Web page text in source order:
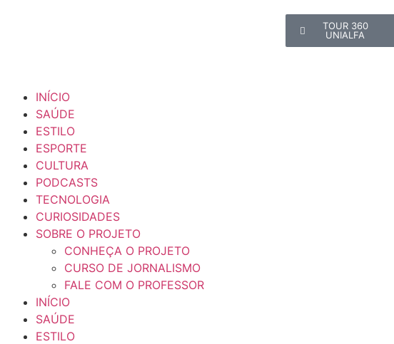
TOUR 360
UNIALFA
INÍCIO
SAÚDE
ESTILO
ESPORTE
CULTURA
PODCASTS
TECNOLOGIA
CURIOSIDADES
SOBRE O PROJETO
CONHEÇA O PROJETO
CURSO DE JORNALISMO
FALE COM O PROFESSOR
INÍCIO
SAÚDE
ESTILO